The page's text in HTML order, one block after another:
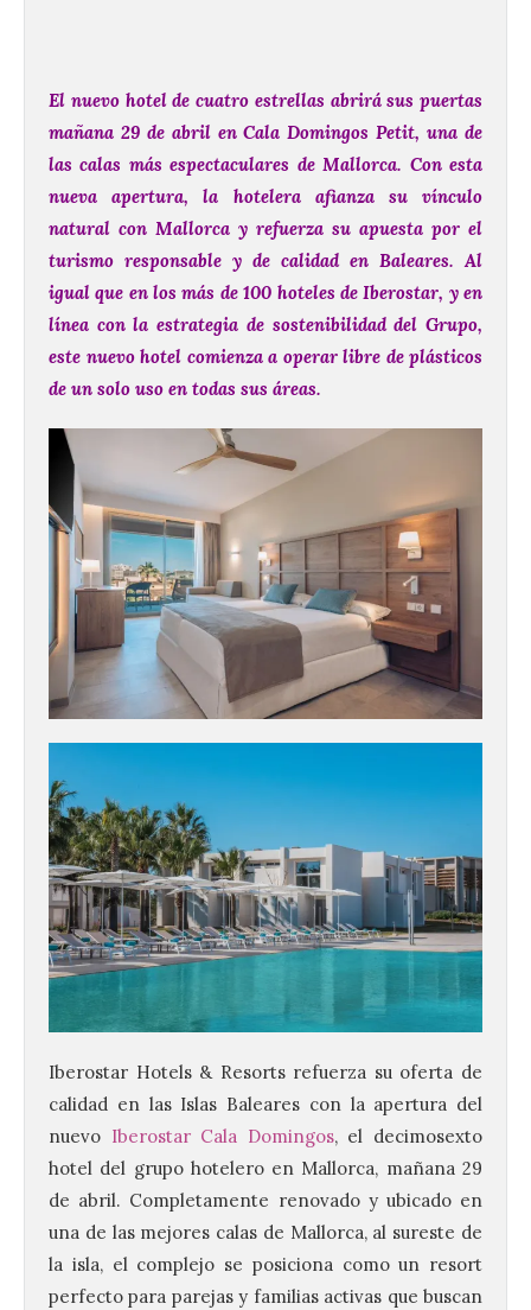
El nuevo hotel de cuatro estrellas abrirá sus puertas
mañana 29 de abril en Cala Domingos Petit, una de
las calas más espectaculares de Mallorca. Con esta
nueva apertura, la hotelera afianza su vínculo
natural con Mallorca y refuerza su apuesta por el
turismo responsable y de calidad en Baleares.Al
igual que en los más de 100 hoteles de Iberostar, y en
línea con la estrategia de sostenibilidad del Grupo,
este nuevo hotel comienza a operar libre de plásticos
de un solo uso en todas sus áreas.
Iberostar Hotels & Resorts refuerza su oferta de
calidad en las Islas Baleares con la apertura del
nuevo Iberostar Cala Domingos, el decimosexto
hotel del grupo hotelero en Mallorca, mañana 29
de abril. Completamente renovado y ubicado en
una de las mejores calas de Mallorca, al sureste de
la isla, el complejo se posiciona como un resort
perfecto para parejas y familias activas que buscan